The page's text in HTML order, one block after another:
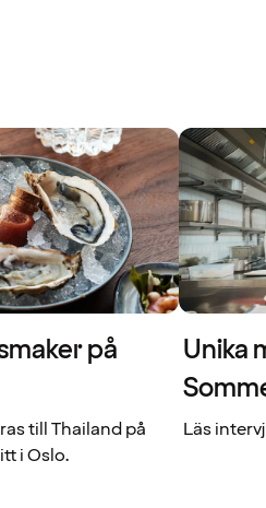
på
till Thailand på
i Oslo.
Unika
Läs